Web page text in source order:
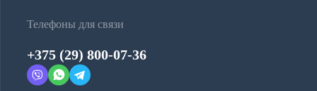
Телефоны для связи
+375 (29) 800-07-36